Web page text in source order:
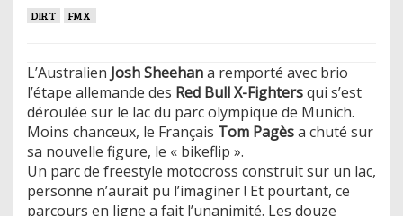
DIRT FMX
L’Australien Josh Sheehana remporté avec brio
l’étape allemande des Red Bull X-Fightersqui s’est
déroulée sur le lac du parc olympique de Munich.
Moins chanceux, le Français Tom Pagèsa chuté sur
sa nouvelle figure, le « bikeflip ».
Un parc de freestyle motocross construit sur un lac,
personne n’aurait pu l’imaginer ! Et pourtant, ce
parcours en ligne a fait l’unanimité. Les douze